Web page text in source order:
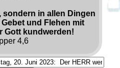
in allen Dingen
und Flehen mit
Gott kundwerden!
4,6